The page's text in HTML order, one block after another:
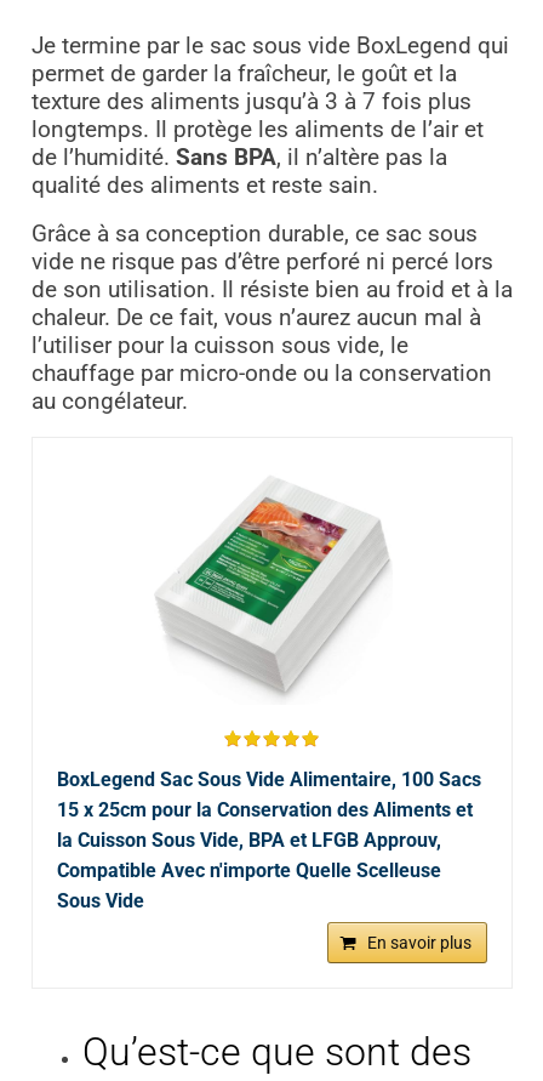
Je termine par le sac sous vide BoxLegend qui
permet de garder la fraîcheur, le goût et la
texture des aliments jusqu’à 3 à 7 fois plus
longtemps. Il protège les aliments de l’air et
de l’humidité. Sans BPA, il n’altère pas la
qualité des aliments et reste sain.
Grâce à sa conception durable, ce sac sous
vide ne risque pas d’être perforé ni percé lors
de son utilisation. Il résiste bien au froid et à la
chaleur. De ce fait, vous n’aurez aucun mal à
l’utiliser pour la cuisson sous vide, le
chauffage par micro-onde ou la conservation
au congélateur.
BoxLegend Sac Sous Vide Alimentaire, 100 Sacs
15 x 25cm pour la Conservation des Aliments et
la Cuisson Sous Vide, BPA et LFGB Approuv,
Compatible Avec n'importe Quelle Scelleuse
Sous Vide
En savoir plus
Qu’est-ce que sont des